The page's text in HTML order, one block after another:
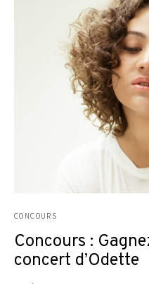
CONCOURS
Concours :
concert d’Odette